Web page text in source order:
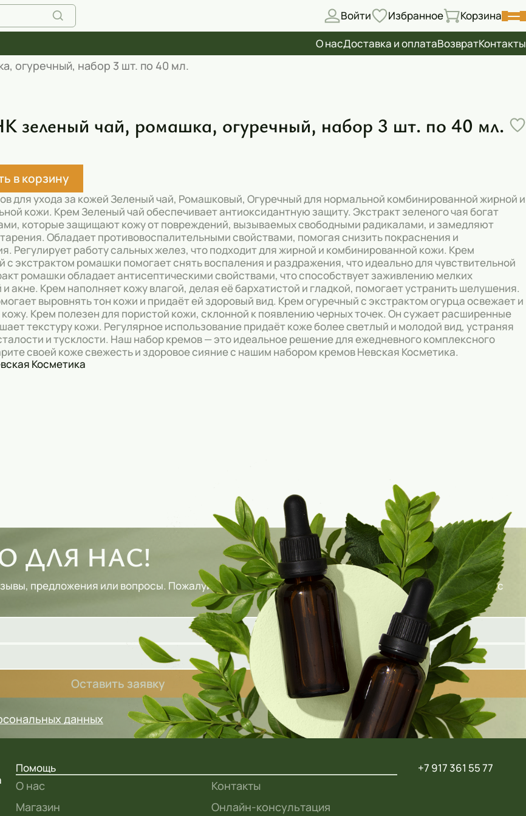
Войти Избранное Корзина
О насДоставка и оплатаВозвратКонтакты
огуречный, набор 3 шт. по 40 мл.
зеленый чай, ромашка, огуречный, набор 3 шт. по 40 мл.
в корзину
для ухода за кожей Зеленый чай, Ромашковый, Огуречный для нормальной комбинированной жирной и
кожи. Крем Зеленый чай обеспечивает антиоксидантную защиту. Экстракт зеленого чая богат
которые защищают кожу от повреждений, вызываемых свободными радикалами, и замедляют
Обладает противовоспалительными свойствами, помогая снизить покраснения и
Регулирует работу сальных желез, что подходит для жирной и комбинированной кожи. Крем
с экстрактом ромашки помогает снять воспаления и раздражения, что идеально для чувствительной
ромашки обладает антисептическими свойствами, что способствует заживлению мелких
акне. Крем наполняет кожу влагой, делая её бархатистой и гладкой, помогает устранить шелушения.
выровнять тон кожи и придаёт ей здоровый вид. Крем огуречный с экстрактом огурца освежает и
Крем полезен для пористой кожи, склонной к появлению черных точек. Он сужает расширенные
текстуру кожи. Регулярное использование придаёт коже более светлый и молодой вид, устраняя
и тусклости. Наш набор кремов — это идеальное решение для ежедневного комплексного
своей коже свежесть и здоровое сияние с нашим набором кремов Невская Косметика.
Косметика
ДЛЯ НАС!
предложения или вопросы. Пожалуйста, заполните форму ниже, и наш специалист свяжется с
Оставить заявку
данных
Помощь
О нас
Контакты
Магазин
Онлайн-консультация
+7 917 361 55 77